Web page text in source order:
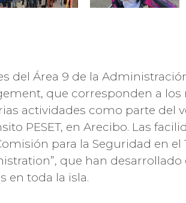
del Área 9 de la
que corresponden a los
actividades como parte del
PESET, en Arecibo. Las
para la Seguridad en
que han desarrollado
en toda la isla.